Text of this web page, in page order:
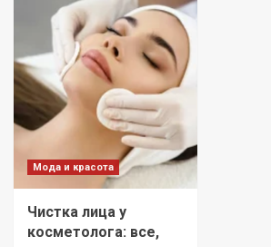
Мода и красота
Чистка лица у
косметолога: все,